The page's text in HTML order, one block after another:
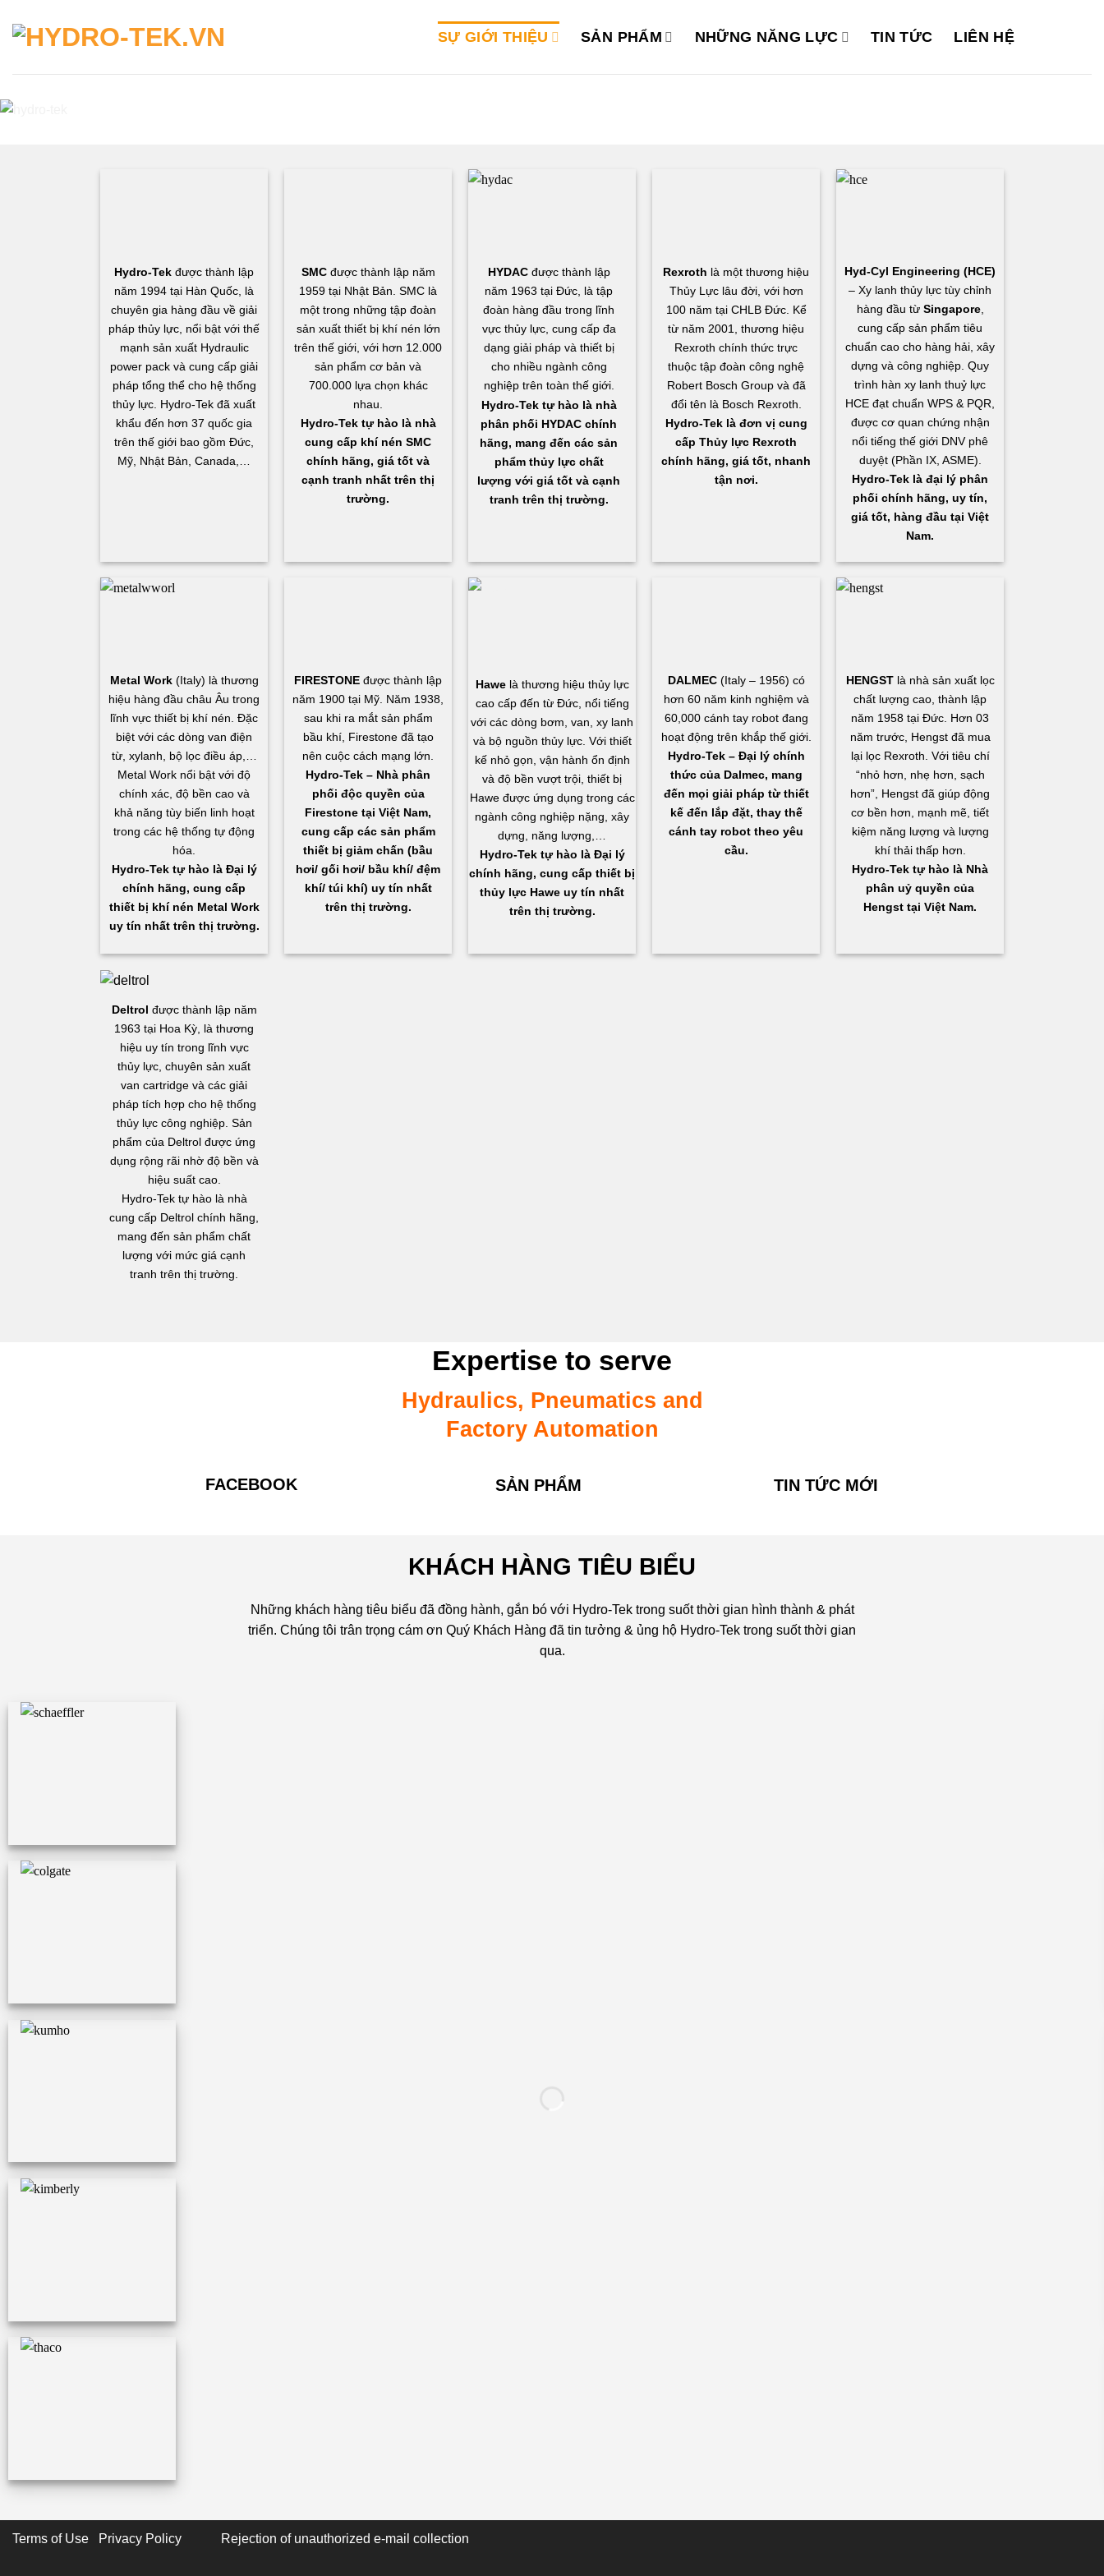
content
SỰ GIỚI THIỆU SẢN PHẨM NHỮNG NĂNG LỰC TIN TỨC LIÊN HỆ
Hydro-Tek được thành lập
năm 1994 tại Hàn Quốc, là
chuyên gia hàng đầu về giải
pháp thủy lực, nổi bật với thế
mạnh sản xuất Hydraulic
power pack và cung cấp giải
pháp tổng thể cho hệ thống
thủy lực. Hydro-Tek đã xuất
khẩu đến hơn 37 quốc gia
trên thế giới bao gồm Đức,
Mỹ, Nhật Bản, Canada,…
SMCđược thành lập năm
1959 tại Nhật Bản. SMC là
một trong những tập đoàn
sản xuất thiết bị khí nén lớn
trên thế giới, với hơn 12.000
sản phẩm cơ bản và
700.000 lựa chọn khác
nhau.
Hydro-Tek tự hào là nhà
cung cấp khí nén SMC
chính hãng, giá tốt và
cạnh tranh nhất trên thị
trường.
HYDACđược thành lập
năm 1963 tại Đức, là tập
đoàn hàng đầu trong lĩnh
vực thủy lực, cung cấp đa
dạng giải pháp và thiết bị
cho nhiều ngành công
nghiệp trên toàn thế giới.
Hydro-Tektự hào là nhà
phân phối HYDAC chính
hãng, mang đến các sản
phẩm thủy lực chất
lượng với giá tốt và cạnh
tranh trên thị trường.
Rexroth là một thương hiệu
Thủy Lực lâu đời, với hơn
100 năm tại CHLB Đức. Kể
từ năm 2001, thương hiệu
Rexroth chính thức trực
thuộc tập đoàn công nghệ
Robert Bosch Group và đã
đổi tên là Bosch Rexroth.
Hydro-Tek là đơn vị cung
cấp Thủy lực Rexroth
chính hãng, giá tốt, nhanh
tận nơi.
Hyd-Cyl Engineering (HCE)
– Xy lanh thủy lực tùy chỉnh
hàng đầu từ Singapore,
cung cấp sản phẩm tiêu
chuẩn cao cho hàng hải, xây
dựng và công nghiệp. Quy
trình hàn xy lanh thuỷ lực
HCE đạt chuẩn WPS & PQR,
được cơ quan chứng nhận
nổi tiếng thế giới DNV phê
duyệt (Phần IX, ASME).
Hydro-Tek là đại lý phân
phối chính hãng, uy tín,
giá tốt, hàng đầu tại Việt
Nam.
Metal Work(Italy) là thương
hiệu hàng đầu châu Âu trong
lĩnh vực thiết bị khí nén. Đặc
biệt với các dòng van điện
từ, xylanh, bộ lọc điều áp,…
Metal Work nổi bật với độ
chính xác, độ bền cao và
khả năng tùy biến linh hoạt
trong các hệ thống tự động
hóa.
Hydro-Tek tự hào là Đại lý
chính hãng, cung cấp
thiết bị khí nén Metal Work
uy tín nhất trên thị trường.
FIRESTONE được thành lập
năm 1900 tại Mỹ. Năm 1938,
sau khi ra mắt sản phẩm
bầu khí, Firestone đã tạo
nên cuộc cách mạng lớn.
Hydro-Tek – Nhà phân
phối độc quyền của
Firestone tại Việt Nam,
cung cấp các sản phẩm
thiết bị giảm chấn (bầu
hơi/ gối hơi/ bầu khí/ đệm
khí/ túi khí) uy tín nhất
trên thị trường.
Hawelà thương hiệu thủy lực
cao cấp đến từ Đức, nổi tiếng
với các dòng bơm, van, xy lanh
và bộ nguồn thủy lực. Với thiết
kế nhỏ gọn, vận hành ổn định
và độ bền vượt trội, thiết bị
Hawe được ứng dụng trong các
ngành công nghiệp nặng, xây
dựng, năng lượng,…
Hydro-Tek tự hào là Đại lý
chính hãng, cung cấp thiết bị
thủy lực Hawe uy tín nhất
trên thị trường.
DALMEC(Italy – 1956) có
hơn 60 năm kinh nghiệm và
60,000 cánh tay robot đang
hoạt động trên khắp thế giới.
Hydro-Tek – Đại lý chính
thức của Dalmec, mang
đến mọi giải pháp từ thiết
kế đến lắp đặt, thay thế
cánh tay robot theo yêu
cầu.
HENGSTlà nhà sản xuất lọc
chất lượng cao, thành lập
năm 1958 tại Đức. Hơn 03
năm trước, Hengst đã mua
lại lọc Rexroth. Với tiêu chí
“nhỏ hơn, nhẹ hơn, sạch
hơn”, Hengst đã giúp động
cơ bền hơn, mạnh mẽ, tiết
kiệm năng lượng và lượng
khí thải thấp hơn.
Hydro-Tek tự hào là Nhà
phân uỷ quyền của
Hengst tại Việt Nam.
Deltrol được thành lập năm
1963 tại Hoa Kỳ, là thương
hiệu uy tín trong lĩnh vực
thủy lực, chuyên sản xuất
van cartridge và các giải
pháp tích hợp cho hệ thống
thủy lực công nghiệp. Sản
phẩm của Deltrol được ứng
dụng rộng rãi nhờ độ bền và
hiệu suất cao.
Hydro-Tek tự hào là nhà
cung cấp Deltrol chính hãng,
mang đến sản phẩm chất
lượng với mức giá cạnh
tranh trên thị trường.
Expertise to serve
Hydraulics, Pneumatics and
Factory Automation
FACEBOOK SẢN PHẨM TIN TỨC MỚI
KHÁCH HÀNG TIÊU BIỂU
Những khách hàng tiêu biểu đã đồng hành, gắn bó với Hydro-Tek trong suốt thời gian hình thành & phát
triển. Chúng tôi trân trọng cám ơn Quý Khách Hàng đã tin tưởng & ủng hộ Hydro-Tek trong suốt thời gian
qua.
Terms of Use Privacy Policy Rejection of unauthorized e-mail collection